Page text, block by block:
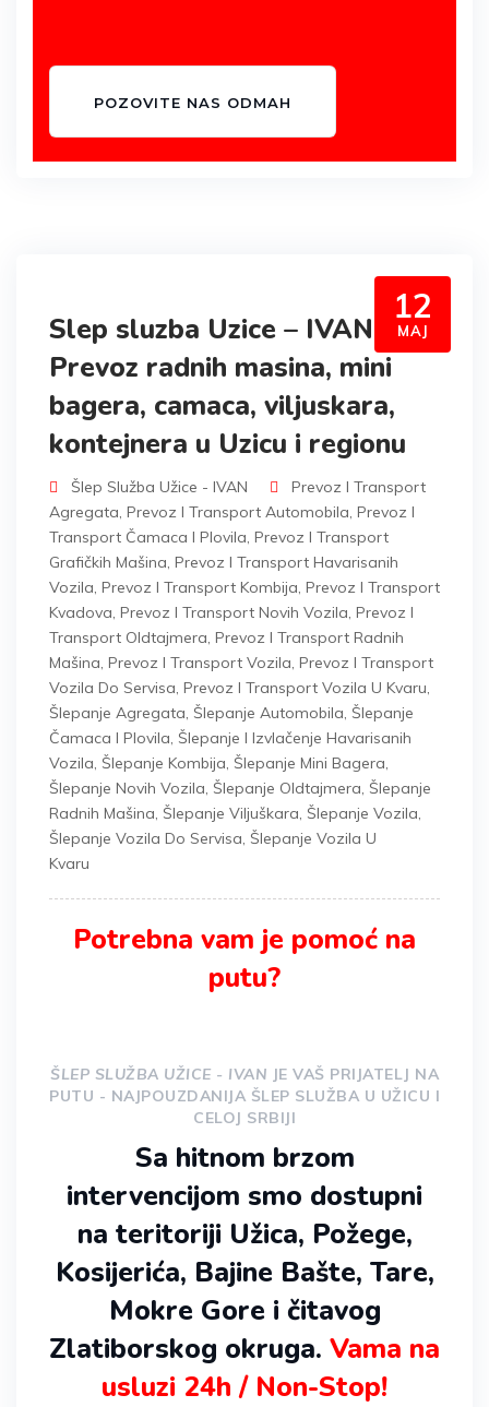
POZOVITE NAS ODMAH
12
MAJ
Slep sluzba Uzice – IVAN –
Prevoz radnih masina, mini
bagera, camaca, viljuskara,
kontejnera u Uzicu i regionu
Šlep Služba Užice - IVAN
Prevoz I Transport
Agregata, Prevoz I Transport Automobila, Prevoz I
Transport Čamaca I Plovila, Prevoz I Transport
Grafičkih Mašina, Prevoz I Transport Havarisanih
Vozila, Prevoz I Transport Kombija, Prevoz I Transport
Kvadova, Prevoz I Transport Novih Vozila, Prevoz I
Transport Oldtajmera, Prevoz I Transport Radnih
Mašina, Prevoz I Transport Vozila, Prevoz I Transport
Vozila Do Servisa, Prevoz I Transport Vozila U Kvaru,
Šlepanje Agregata, Šlepanje Automobila, Šlepanje
Čamaca I Plovila, Šlepanje I Izvlačenje Havarisanih
Vozila, Šlepanje Kombija, Šlepanje Mini Bagera,
Šlepanje Novih Vozila, Šlepanje Oldtajmera, Šlepanje
Radnih Mašina, Šlepanje Viljuškara, Šlepanje Vozila,
Šlepanje Vozila Do Servisa, Šlepanje Vozila U
Kvaru
Potrebna vam je pomoć na
putu?
ŠLEP SLUŽBA UŽICE - IVAN JE VAŠ PRIJATELJ NA
PUTU - NAJPOUZDANIJA ŠLEP SLUŽBA U UŽICU I
CELOJ SRBIJI
Sa hitnom brzom
intervencijom smo dostupni
na teritoriji Užica, Požege,
Kosijerića, Bajine Bašte, Tare,
Mokre Gore i čitavog
Zlatiborskog okruga. Vama na
usluzi 24h / Non-Stop!